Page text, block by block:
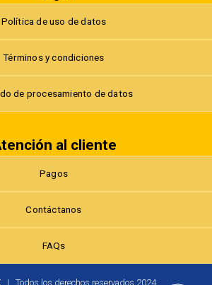
Política de uso de datos
Términos y condiciones
de procesamiento de datos
al cliente
Pagos
Contáctanos
FAQs
| Todos los derechos reservados 2024.